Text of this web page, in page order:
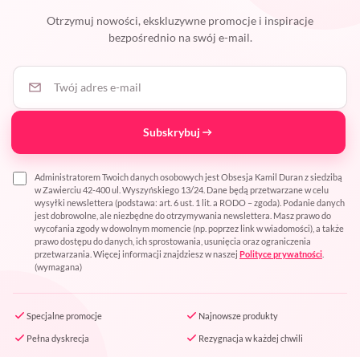
Otrzymuj nowości, ekskluzywne promocje i inspiracje
bezpośrednio na swój e-mail.
Twój adres e-mail
Subskrybuj
Administratorem Twoich danych osobowych jest Obsesja Kamil Duran z siedzibą
w Zawierciu 42-400 ul. Wyszyńskiego 13/24. Dane będą przetwarzane w celu
wysyłki newslettera (podstawa: art. 6 ust. 1 lit. a RODO – zgoda). Podanie danych
jest dobrowolne, ale niezbędne do otrzymywania newslettera. Masz prawo do
wycofania zgody w dowolnym momencie (np. poprzez link w wiadomości), a także
prawo dostępu do danych, ich sprostowania, usunięcia oraz ograniczenia
przetwarzania. Więcej informacji znajdziesz w naszej Polityce prywatności
(wymagana)
Specjalne promocje Najnowsze produkty
Pełna dyskrecja Rezygnacja w każdej chwili